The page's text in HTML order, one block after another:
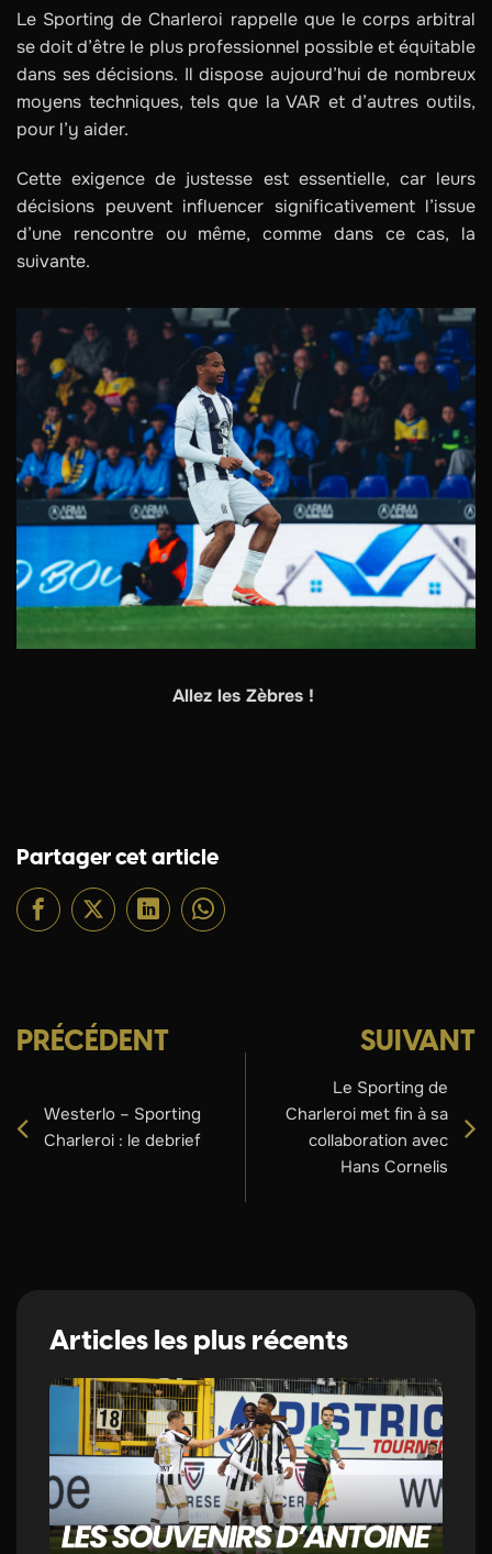
Le Sporting de Charleroi rappelle que le corps arbitral
se doit d’être le plus professionnel possible et équitable
dans ses décisions. Il dispose aujourd’hui de nombreux
moyens techniques, tels que la VAR et d’autres outils,
pour l’y aider.
Cette exigence de justesse est essentielle, car leurs
décisions peuvent influencer significativement l’issue
d’une rencontre ou même, comme dans ce cas, la
suivante.
Allez les Zèbres !
Partager cet article
PRÉCÉDENT
Westerlo – Sporting
Charleroi : le debrief
SUIVANT
Le Sporting de
Charleroi met fin à sa
collaboration avec
Hans Cornelis
Articles les plus récents